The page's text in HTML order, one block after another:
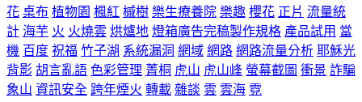
花 桌布 植物園 楓紅 槭樹 樂生療養院 樂趣 櫻花 正片 流量統
計 海芋 火 火燒雲 烘爐地 燈箱廣告完稿製作規格 產品試用 當
機 百度 祝福 竹子湖 系統漏洞 網域 網路 網路流量分析 耶穌光
背影 胡言亂語 色彩管理 菁桐 虎山 虎山峰 螢幕截圖 衝景 詐騙
象山 資訊安全 跨年煙火 轉載 雜談 雲 雲海 霓